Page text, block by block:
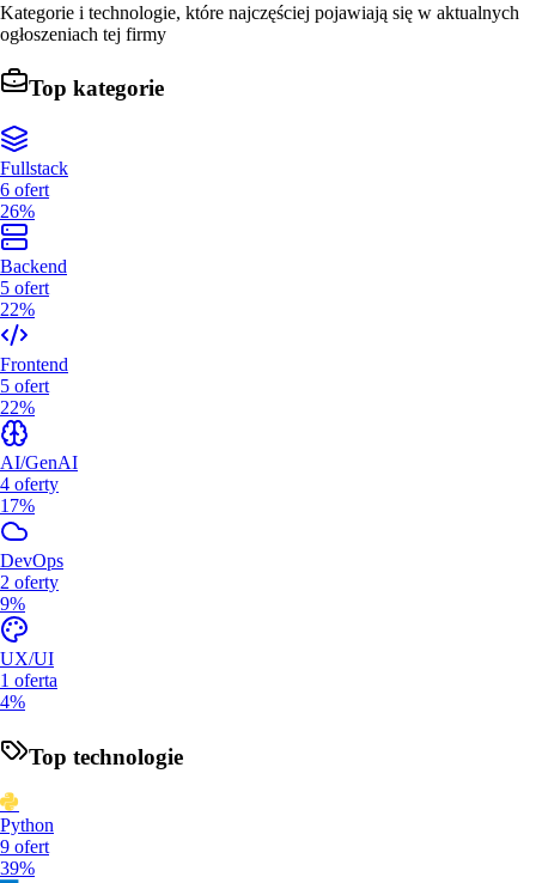
Kategorie i technologie, które najczęściej pojawiają się w aktualnych
ogłoszeniach tej firmy
Top kategorie
Fullstack
6 ofert
26%
Backend
5 ofert
22%
Frontend
5 ofert
22%
AI/GenAI
4 oferty
17%
DevOps
2 oferty
9%
UX/UI
1 oferta
4%
Top technologie
Python
9 ofert
39%